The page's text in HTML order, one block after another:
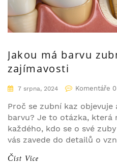
Jakou má barvu
zajímavosti
7 srpna, 2024 Komentáře 0
Proč se zubní kaz objevuje
barvu? Je to otázka, která
každého, kdo se o své
vás zavede do detailů o
kazu, jak se mění jeho
předejít. Také se dozvíte,
Číst Více